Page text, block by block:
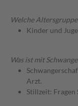
Welche
Kinder und
Was ist mit
Arzt.
Stillzeit: Fragen